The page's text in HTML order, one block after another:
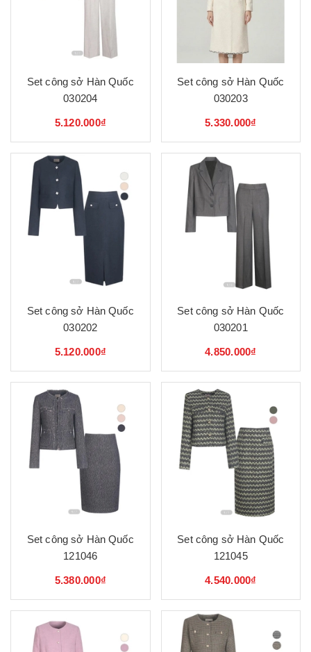
Set công sở Hàn Quốc
030204
5.120.000₫
Set công sở Hàn Quốc
030203
5.330.000₫
Set công sở Hàn Quốc
030202
5.120.000₫
Set công sở Hàn Quốc
030201
4.850.000₫
Set công sở Hàn Quốc
121046
5.380.000₫
Set công sở Hàn Quốc
121045
4.540.000₫